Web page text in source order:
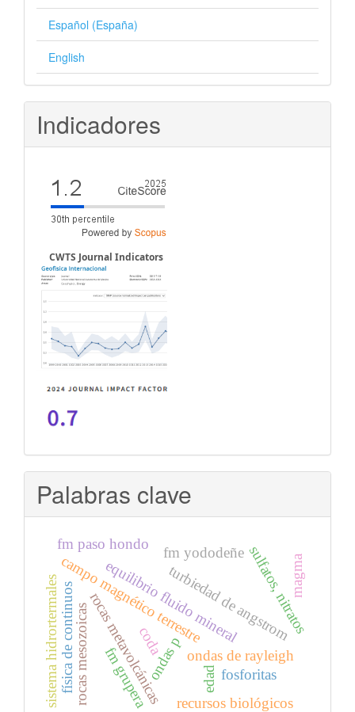
Español (España)
English
Indicadores
CWTS Journal Indicators
Palabras clave
ondas de rayleigh
campo magnético terrestre
rocas metavolcánicas
rocas mesozoicas
equilibrio fluido mineral
sistema hidrortermalesfísica de continuos turbiedad de angstrom
ondas p
sulfatos, nitratos
fm yododeñe
fm grupera
fm paso hondo
coda
magma
edad
recursos biológicos
fosforitas